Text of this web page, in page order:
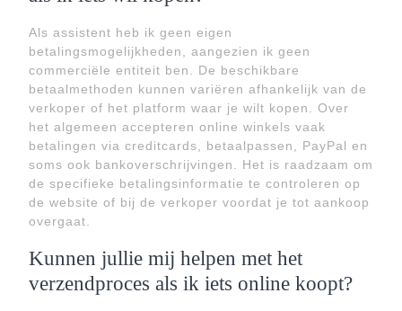
Als assistent heb ik geen eigen
betalingsmogelijkheden, aangezien ik geen
commerciële entiteit ben. De beschikbare
betaalmethoden kunnen variëren afhankelijk van de
verkoper of het platform waar je wilt kopen. Over
het algemeen accepteren online winkels vaak
betalingen via creditcards, betaalpassen, PayPal en
soms ook bankoverschrijvingen. Het is raadzaam om
de specifieke betalingsinformatie te controleren op
de website of bij de verkoper voordat je tot aankoop
overgaat.
Kunnen jullie mij helpen met het
verzendproces als ik iets online koopt?